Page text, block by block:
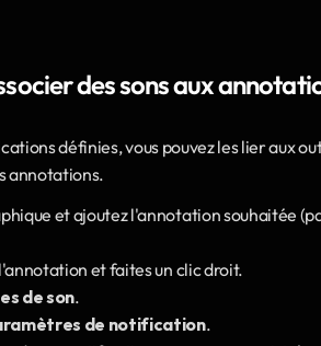
des sons aux
définies, vous pouvez les lier aux
annotations.
et ajoutez l'annotation souhaitée
et faites un clic droit.
de son.
de notification.